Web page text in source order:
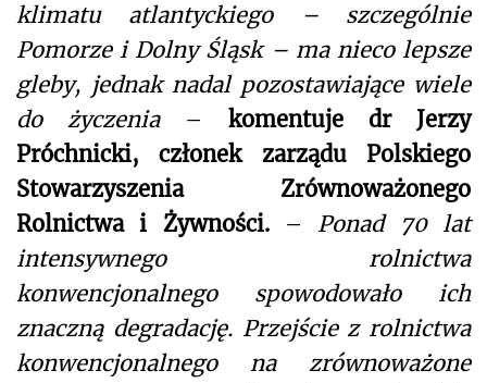
klimatu atlantyckiego – szczególnie
Pomorze i Dolny Śląsk – ma nieco lepsze
gleby, jednak nadal pozostawiające wiele
do życzenia – komentuje dr Jerzy
Próchnicki, członek zarządu Polskiego
Stowarzyszenia Zrównoważonego
Rolnictwa i Żywności.– Ponad 70 lat
intensywnego rolnictwa
konwencjonalnego spowodowało ich
znaczną degradację. Przejście z rolnictwa
konwencjonalnego na zrównoważone